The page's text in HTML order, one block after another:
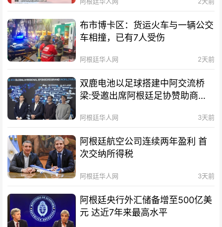
布市博卡区：货运火车与一辆公交
车相撞，已有7人受伤
阿根廷华人网 2天前
双鹿电池以足球搭建中阿交流桥
梁:受邀出席阿根廷足协赞助商招
阿根廷华人网 3天前
阿根廷航空公司连续两年盈利 首
次交纳所得税
阿根廷华人网 3天前
阿根廷央行外汇储备增至500亿美
元 达近7年来最高水平